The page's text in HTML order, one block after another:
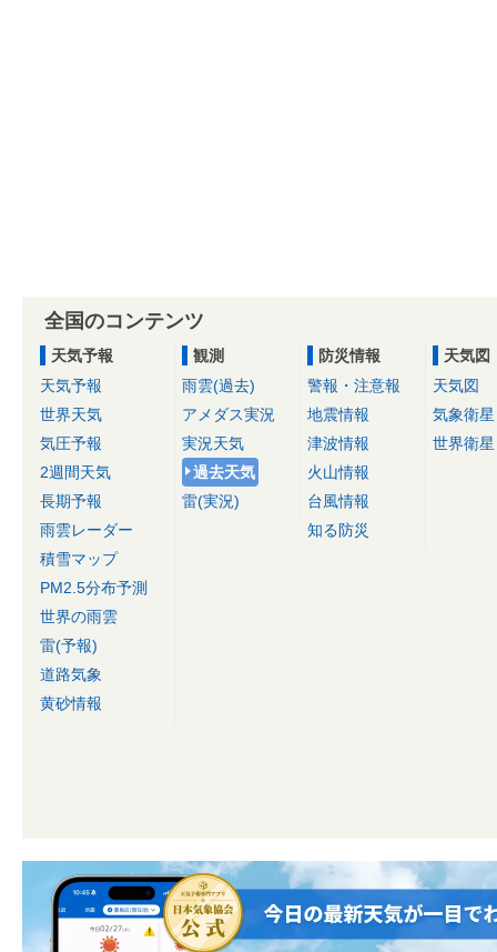
全国のコンテンツ
天気予報
天気予報
世界天気
気圧予報
2週間天気
長期予報
雨雲レーダー
積雪マップ
PM2.5分布予測
世界の雨雲
雷(予報)
道路気象
黄砂情報
観測
雨雲(過去)
アメダス実況
実況天気
過去天気
雷(実況)
防災情報
警報・注意報
地震情報
津波情報
火山情報
台風情報
知る防災
天気図
天気図
気象衛星
世界衛星